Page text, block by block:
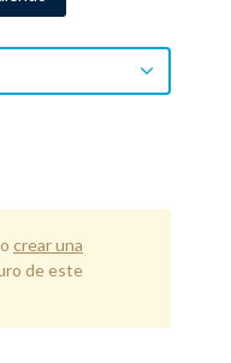
o crear una
de este